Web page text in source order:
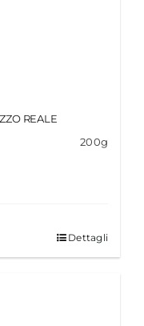
REALE
200g
Dettagli